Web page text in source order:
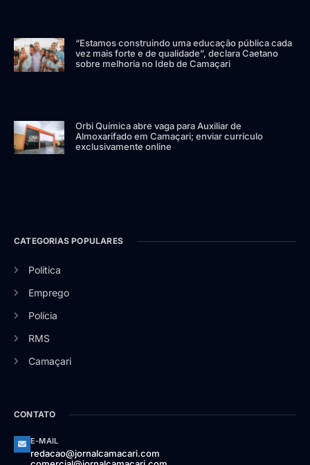
“Estamos construindo uma educação pública cada
vez mais forte e de qualidade”, declara Caetano
sobre melhoria no Ideb de Camaçari
Orbi Química abre vaga para Auxiliar de
Almoxarifado em Camaçari; enviar currículo
exclusivamente online
CATEGORIAS POPULARES
Política
Emprego
Polícia
RMS
Camaçari
CONTATO
E-MAIL
redacao@jornalcamacari.com